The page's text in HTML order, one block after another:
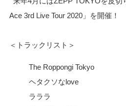
Ace 3rd Live Tour 2020」を開催！
＜トラックリスト＞
The Roppongi Tokyo
ヘタクソなlove
ラララ